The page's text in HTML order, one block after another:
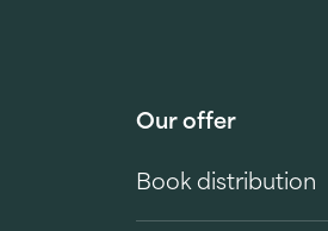
Our offer
Book distribution